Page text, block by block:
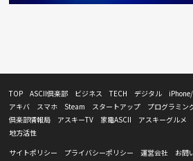
TOP ASCII倶楽部 ビジネス TECH デジタル
アキバ
スマホ Steam スタートアップ プログラミン
倶楽部情報局
アスキーTV 家電ASCII アスキーグルメ
地方活性
サイトポリシー
プライバシーポリシー 運営会社 お問